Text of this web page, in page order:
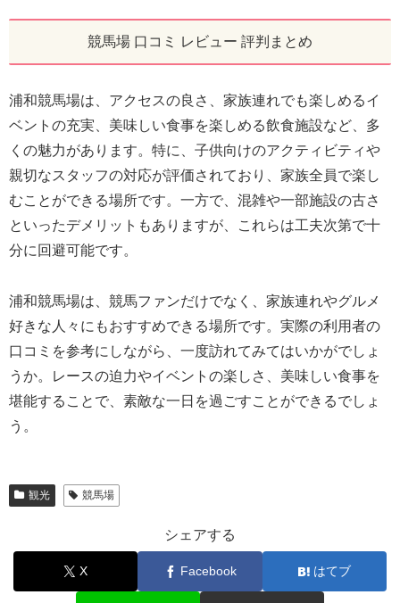
競馬場 口コミ レビュー 評判まとめ
浦和競馬場は、アクセスの良さ、家族連れでも楽しめるイ
ベントの充実、美味しい食事を楽しめる飲食施設など、多
くの魅力があります。特に、子供向けのアクティビティや
親切なスタッフの対応が評価されており、家族全員で楽し
むことができる場所です。一方で、混雑や一部施設の古さ
といったデメリットもありますが、これらは工夫次第で十
分に回避可能です。
浦和競馬場は、競馬ファンだけでなく、家族連れやグルメ
好きな人々にもおすすめできる場所です。実際の利用者の
口コミを参考にしながら、一度訪れてみてはいかがでしょ
うか。レースの迫力やイベントの楽しさ、美味しい食事を
堪能することで、素敵な一日を過ごすことができるでしょ
う。
観光 競馬場
シェアする
X Facebook はてブ